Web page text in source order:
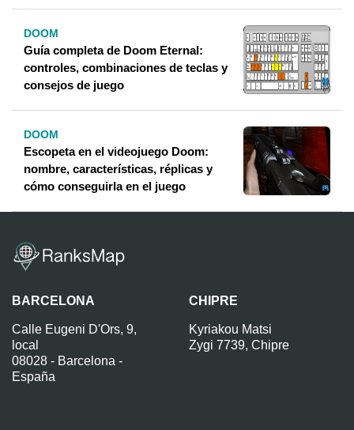
DOOM
Guía completa de Doom Eternal:
controles, combinaciones de teclas y
consejos de juego
DOOM
Escopeta en el videojuego Doom:
nombre, características, réplicas y
cómo conseguirla en el juego
BARCELONA
Calle Eugeni D'Ors, 9,
local
08028 - Barcelona -
España
CHIPRE
Kyriakou Matsi
Zygi 7739, Chipre